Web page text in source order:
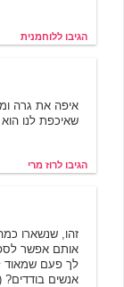
הגיבו ללוחמנית
איפה את גרה
שאיכפת לנו
הגיבו לרוז מרי
זהו, שנשארו
אותם אפשר
לך פעם שמאוד
אנשים